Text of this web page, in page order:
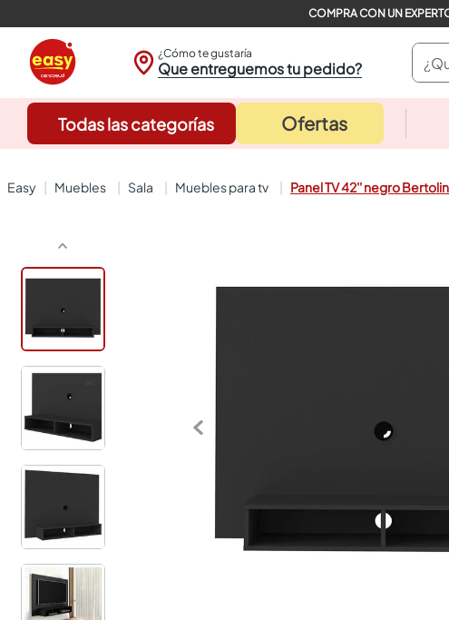
¿Cómo te gustaría
Que entreguemos tu pedido?
¿Qué
Todas las categorías Ofertas
muebles sala muebles para tv Panel TV 42'' negro